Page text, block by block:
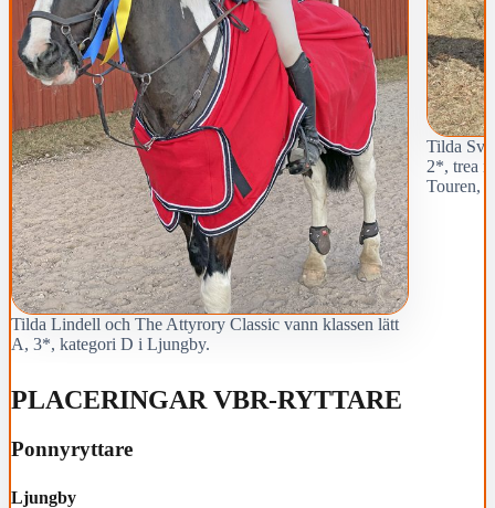
Tilda Lindell och The Attyrory Classic vann klassen lätt
A, 3*, kategori D i Ljungby.
Tilda
2*, trea i
Touren,
PLACERINGAR VBR-RYTTARE
Ponnyryttare
Ljungby